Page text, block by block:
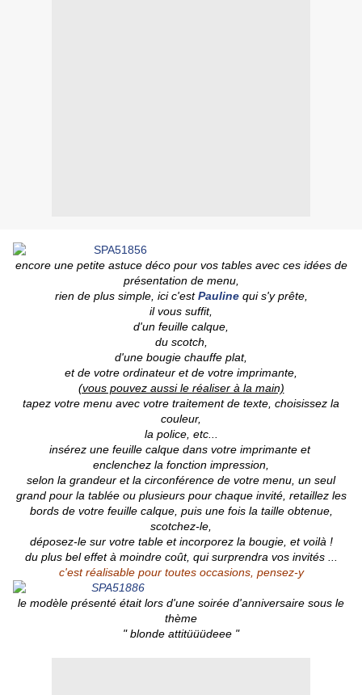
encore une petite astuce déco pour vos tables avec ces idées de
présentation de menu,
rien de plus simple, ici c'estPaulinequi s'y prête,
il vous suffit,
d'un feuille calque,
du scotch,
d'une bougie chauffe plat,
et de votre ordinateur et de votre imprimante,
(vous pouvez aussi le réaliser à la main)
tapez votre menu avec votre traitement de texte, choisissez la
couleur,
la police, etc...
insérez une feuille calque dans votre imprimante et
enclenchez la fonction impression,
selon la grandeur et la circonférence de votre menu, un seul
grand pour la tablée ou plusieurs pour chaque invité, retaillez les
bords de votre feuille calque, puis une fois la taille obtenue,
scotchez-le,
déposez-le sur votre table et incorporez la bougie, et voilà !
du plus bel effet à moindre coût, qui surprendra vos invités ...
c'est réalisable pour toutes occasions, pensez-y
le modèle présenté était lors d'une soirée d'anniversaire sous le
thème
" blonde attitüüüdeee "